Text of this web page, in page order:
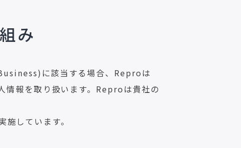
み
に該当する場合、Reproは
報を取り扱います。Reproは貴社の
しています。